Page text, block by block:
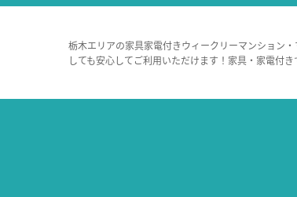
栃木エリアの家具家電付きウィークリーマンション
しても安心してご利用いただけます！家具・家電付き